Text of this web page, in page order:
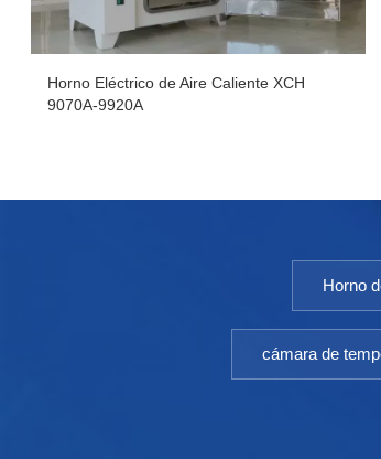
Horno Eléctrico de Aire Caliente XCH
9070A-9920A
Horno
cámara de